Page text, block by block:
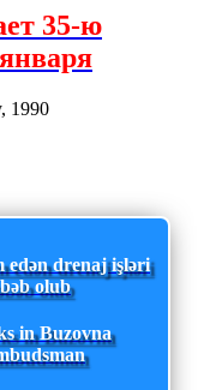
35-ю
1990
edən drenaj işləri
olub
in Buzovna